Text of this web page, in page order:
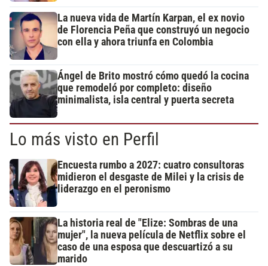
La nueva vida de Martín Karpan, el ex novio
de Florencia Peña que construyó un negocio
con ella y ahora triunfa en Colombia
Ángel de Brito mostró cómo quedó la cocina
que remodeló por completo: diseño
minimalista, isla central y puerta secreta
Lo más visto en Perfil
Encuesta rumbo a 2027: cuatro consultoras
midieron el desgaste de Milei y la crisis de
liderazgo en el peronismo
La historia real de "Elize: Sombras de una
mujer", la nueva película de Netflix sobre el
caso de una esposa que descuartizó a su
marido